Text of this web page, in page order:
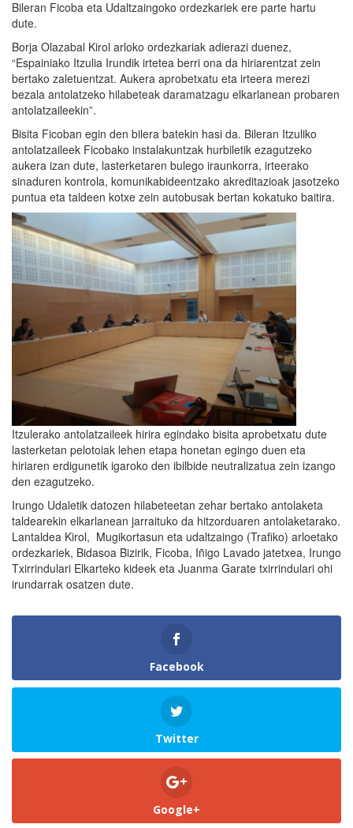
Bileran Ficoba eta Udaltzaingoko ordezkariek ere parte hartu
dute.
Borja Olazabal Kirol arloko ordezkariak adierazi duenez,
“Espainiako Itzulia Irundik irtetea berri ona da hiriarentzat zein
bertako zaletuentzat. Aukera aprobetxatu eta irteera merezi
bezala antolatzeko hilabeteak daramatzagu elkarlanean probaren
antolatzaileekin”.
Bisita Ficoban egin den bilera batekin hasi da. Bileran Itzuliko
antolatzaileek Ficobako instalakuntzak hurbiletik ezagutzeko
aukera izan dute, lasterketaren bulego iraunkorra, irteerako
sinaduren kontrola, komunikabideentzako akreditazioak jasotzeko
puntua eta taldeen kotxe zein autobusak bertan kokatuko baitira.
Itzulerako antolatzaileek hirira egindako bisita aprobetxatu dute
lasterketan pelotoiak lehen etapa honetan egingo duen eta
hiriaren erdigunetik igaroko den ibilbide neutralizatua zein izango
den ezagutzeko.
Irungo Udaletik datozen hilabeteetan zehar bertako antolaketa
taldearekin elkarlanean jarraituko da hitzorduaren antolaketarako.
Lantaldea Kirol, Mugikortasun eta udaltzaingo (Trafiko) arloetako
ordezkariek, Bidasoa Bizirik, Ficoba, Iñigo Lavado jatetxea, Irungo
Txirrindulari Elkarteko kideek eta Juanma Garate txirrindulari ohi
irundarrak osatzen dute.
Facebook
Twitter
Google+